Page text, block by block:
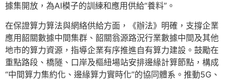
據集開放，為AI模子的訓練和應用供給“養料”。
在保證算力算法與網絡供給方面，《辦法》明確，支撐企業
應用韶關數據中間集群、韶關翁源路況行業數據中間及其他
地市的算力資源，指導企業有序推進自有算力建設。鼓勵在
重點路段、橋隧、口岸及樞紐場站安排邊緣計算節點，構成
“中間算力集約化、邊緣算力實時化”的協同體系。推動5G、